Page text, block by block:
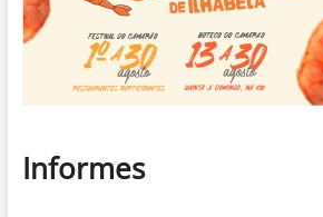
Informes